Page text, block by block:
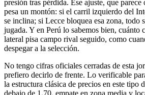
presión tras pérdida. Ese ajuste, que parece
pesa un montón: si el carril izquierdo del
se inclina; si Lecce bloquea esa zona, todo
jugada. Y en Perú lo sabemos bien, cuánto
lateral pisa campo rival seguido, como
despegar a la selección.
No tengo cifras oficiales cerradas de esta
prefiero decirlo de frente. Lo verificable
la estructura clásica de precios en este tipo